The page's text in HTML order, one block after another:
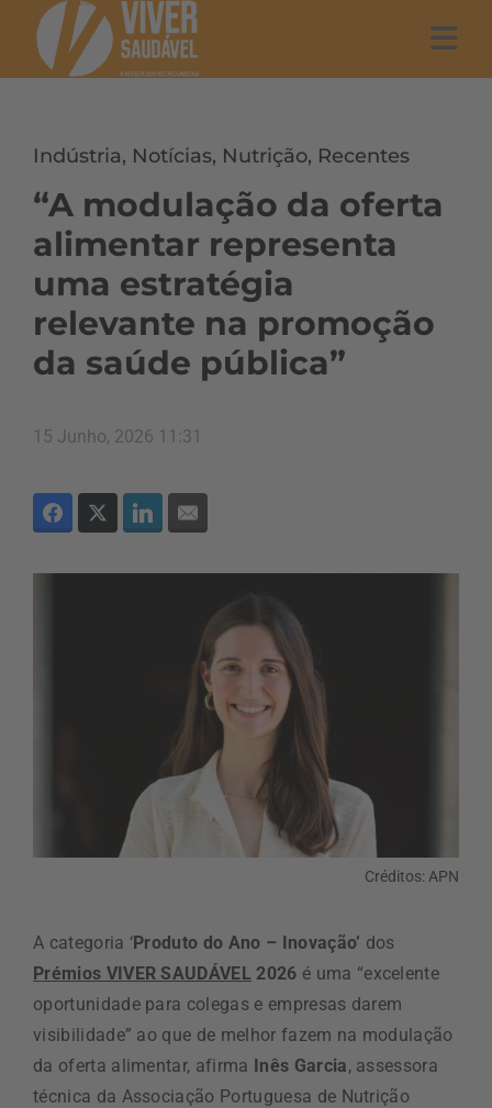
Indústria, Notícias, Nutrição, Recentes
“A modulação da oferta
alimentar representa
uma estratégia
relevante na promoção
da saúde pública”
15 Junho, 2026 11:31
Créditos: APN
A categoria ‘Produto do Ano – Inovação’ dos
Prémios VIVER SAUDÁVEL 2026 é uma “excelente
oportunidade para colegas e empresas darem
visibilidade” ao que de melhor fazem na modulação
da oferta alimentar, afirma Inês Garcia, assessora
técnica da Associação Portuguesa de Nutrição